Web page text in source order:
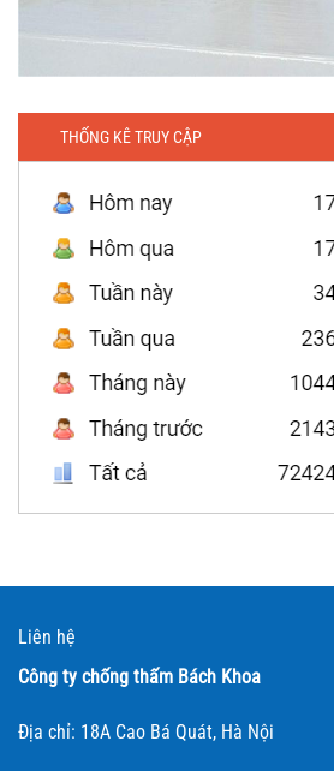
THỐNG KÊ TRUY CẬP
Liên hệ
Công ty chống thấm Bách Khoa
Địa chỉ: 18A Cao Bá Quát, Hà Nội